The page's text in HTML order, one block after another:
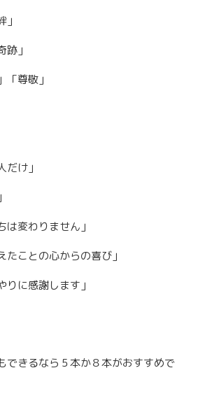
」
尊敬」
だけ」
は変わりません」
たことの心からの喜び」
りに感謝します」
できるなら５本か８本がおすすめで